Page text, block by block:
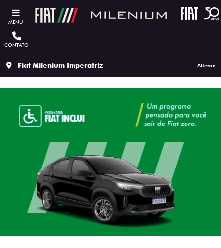
MENU
CONTATO
Fiat Milenium Imperatriz Alterar